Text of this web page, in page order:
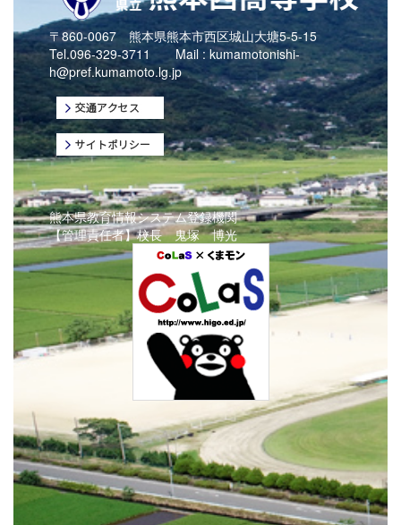
〒860-0067 熊本県熊本市西区城山大塘5-5-15
Tel.096-329-3711 Mail : kumamotonishi-
h@pref.kumamoto.lg.jp
熊本県教育情報システム登録機関
【管理責任者】校長 鬼塚 博光